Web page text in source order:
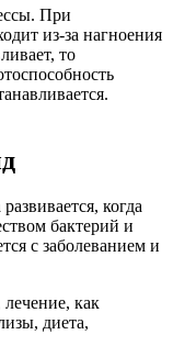
При
из-за нагноения
то
когда
бактерий и
с заболеванием и